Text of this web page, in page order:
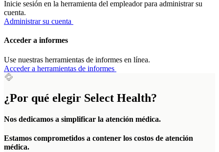
Inicie sesión en la herramienta del empleador para administrar su
cuenta.
Administrar su cuenta
Acceder a informes
Use nuestras herramientas de informes en línea.
Acceder a herramientas de informes
¿Por qué elegir Select Health?
Nos dedicamos a simplificar la atención médica.
Estamos comprometidos a contener los costos de atención
médica.